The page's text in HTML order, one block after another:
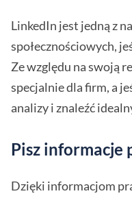
LinkedIn jest jedną z
społecznościowych,
Ze względu na swoją
specjalnie dla firm, a
analizy i znaleźć
Pisz informacje
Dzięki informacjom